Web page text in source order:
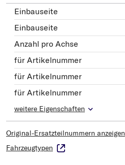
Einbauseite
Einbauseite
Anzahl pro Achse
für Artikelnummer
für Artikelnummer
für Artikelnummer
weitere Eigenschaften
Original-Ersatzteilnummern anzeigen
Fahrzeugtypen